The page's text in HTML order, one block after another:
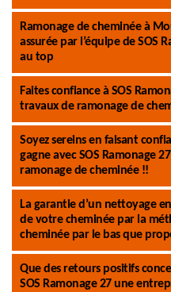
Ramonage de cheminée à
assurée par l’équipe de SOS
au top
Faites confiance à SOS
travaux de ramonage de
Soyez sereins en faisant
gagne avec SOS Ramonage
ramonage de cheminée !!
La garantie d’un nettoyage
de votre cheminée par la
cheminée par le bas que
Que des retours positifs
SOS Ramonage 27 une